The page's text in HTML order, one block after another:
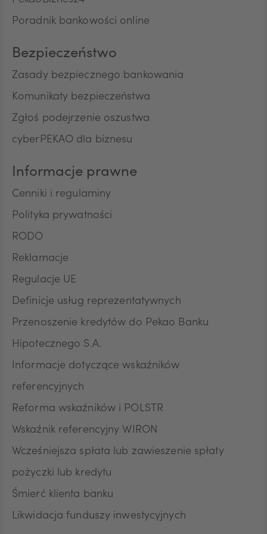
przez Bank automatycznych systemów
Na podstawie niniejszej zgody mogą być
Pana/Pani danych osobowych: identyfikacyjne,
poziomu wykształcenia oraz posiadanych
produktów finansowych. Niniejszą zgodę składam
poinformowany/a/ o prawie do jej wycofania w
wycofanie zgody nie wpływa na zgodność z
prawem przetwarzania, którego dokonano na
podstawie zgody przed jej wycofaniem.
Poradnik bankowości online
Bezpieczeństwo
Zasady bezpiecznego bankowania
Komunikaty bezpieczeństwa
Zgłoś podejrzenie oszustwa
cyberPEKAO dla biznesu
Informacje prawne
Cenniki i regulaminy
Polityka prywatności
RODO
Reklamacje
Regulacje UE
Definicje usług reprezentatywnych
Przenoszenie kredytów do Pekao Banku
Hipotecznego S.A.
Informacje dotyczące wskaźników
referencyjnych
Reforma wskaźników i POLSTR
Wskaźnik referencyjny WIRON
Wcześniejsza spłata lub zawieszenie spłaty
pożyczki lub kredytu
Śmierć klienta banku
Likwidacja funduszy inwestycyjnych